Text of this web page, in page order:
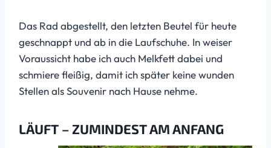
Das Rad abgestellt, den letzten Beutel für heute
geschnappt und ab in die Laufschuhe. In weiser
Voraussicht habe ich auch Melkfett dabei und
schmiere fleißig, damit ich später keine wunden
Stellen als Souvenir nach Hause nehme.
LÄUFT – ZUMINDEST AM ANFANG